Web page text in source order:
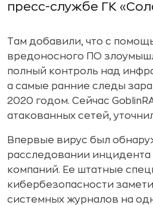
пресс-службе ГК
Там добавили, что с
вредоносного ПО
полный контроль над
а самые ранние следы
2020 годом. Сейчас
атакованных сетей,
Впервые вирус был
расследовании инцидента
компаний. Ее штатные
кибербезопасности
системных журналов на